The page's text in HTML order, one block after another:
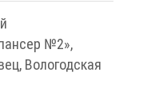
№2»,
Вологодская